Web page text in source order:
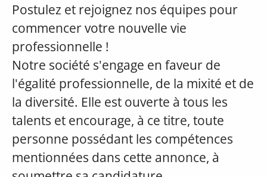
Postulez et rejoignez nos équipes pour
commencer votre nouvelle vie
professionnelle !
Notre société s'engage en faveur de
l'égalité professionnelle, de la mixité et de
la diversité. Elle est ouverte à tous les
talents et encourage, à ce titre, toute
personne possédant les compétences
mentionnées dans cette annonce, à